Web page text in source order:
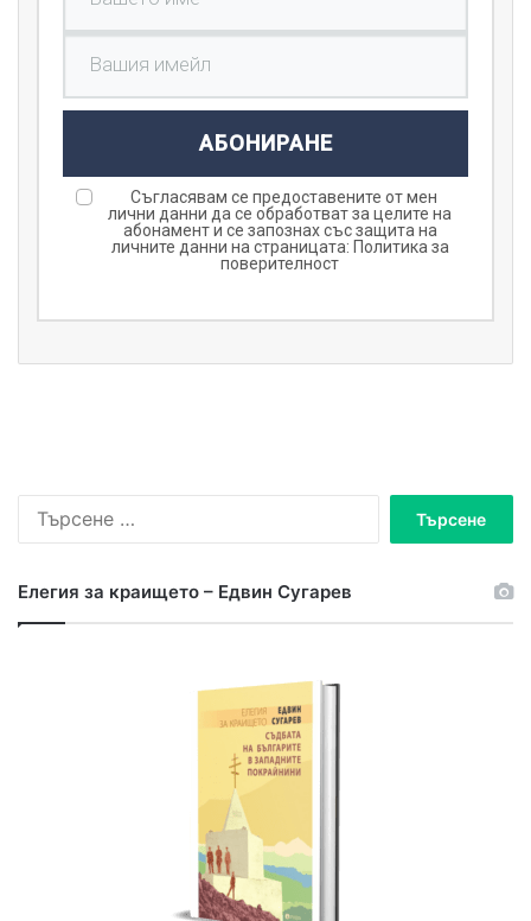
АБОНИРАНЕ
Съгласявам се предоставените от мен
лични данни да се обработват за целите на
абонамент и се запознах със защита на
личните данни на страницата: Политика за
поверителност
Елегия за краището – Едвин Сугарев